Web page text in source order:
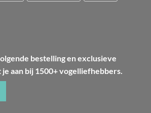
bestelling en exclusieve
aan bij 1500+ vogelliefhebbers.